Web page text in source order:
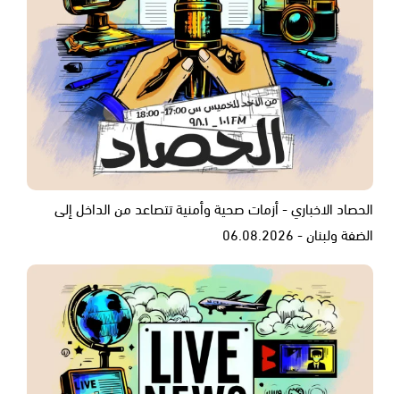
الحصاد الاخباري - أزمات صحية وأمنية تتصاعد من الداخل إلى
الضفة ولبنان - 06.08.2026